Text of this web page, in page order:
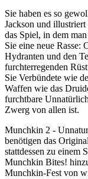
Sie haben es so
Jackson und
das Spiel, in dem
Sie eine neue Rasse:
Hydranten und den
furchterregenden
Sie Verbündete wie
Waffen wie das
furchtbare
Zwerg von allen ist.
Munchkin 2 -
benötigen das
stattdessen zu
Munchkin Bites!
Munchkin-Fest von